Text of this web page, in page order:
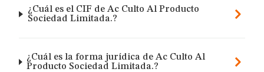
¿Cuál es el CIF de Ac Culto Al Producto
Sociedad Limitada.?
¿Cuál es la forma jurídica de Ac Culto Al
Producto Sociedad Limitada.?